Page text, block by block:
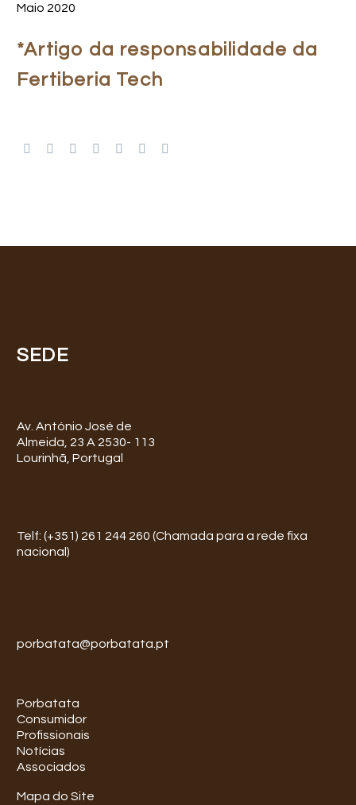
Maio 2020
*Artigo da responsabilidade da
Fertiberia Tech
SEDE
Av. António José de
Almeida, 23 A 2530- 113
Lourinhã, Portugal
Telf: (+351) 261 244 260 (Chamada para a rede fixa
nacional)
porbatata@porbatata.pt
Porbatata
Consumidor
Profissionais
Notícias
Associados
Mapa do Site